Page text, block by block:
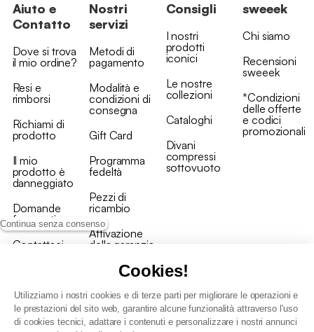
Continua senza consenso
Cookies!
Utilizziamo i nostri cookies e di terze parti per migliorare le operazioni e
le prestazioni del sito web, garantire alcune funzionalità attraverso l'uso
di cookies tecnici, adattare i contenuti e personalizzare i nostri annunci
Aiuto e
Contatto
Dove si trova
il mio ordine?
Resi e
rimborsi
Richiami di
prodotto
Il mio
prodotto è
danneggiato
Domande
frequenti
Contattaci
Nostri
servizi
Metodi di
pagamento
Modalità e
condizioni di
consegna
Gift Card
Programma
fedeltà
Pezzi di
ricambio
Attivazione
della garanzia
Consigli
I nostri
prodotti
iconici
Le nostre
collezioni
Cataloghi
Divani
compressi
sottovuoto
sweeek
Chi siamo
Recensioni
sweeek
*Condizioni
delle offerte
e codici
promozionali